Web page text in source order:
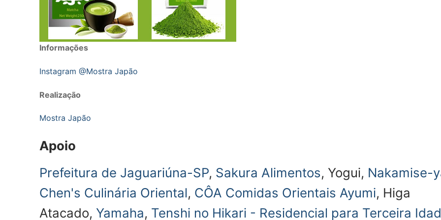
Informações
Instagram @Mostra Japão
Realização
Mostra Japão
Apoio
Prefeitura de Jaguariúna-SP, Sakura Alimentos, Yogui, Nakamise-
Chen's Culinária Oriental, CÔA Comidas Orientais Ayumi, Higa
Atacado, Yamaha, Tenshi no Hikari - Residencial para Terceira